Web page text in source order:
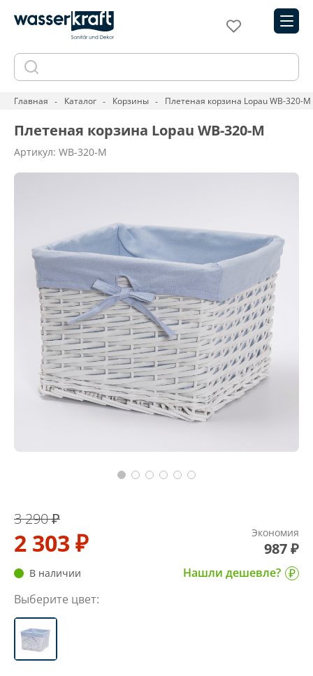
Главная Каталог Корзины Плетеная корзина Lopau WB-320-M
Плетеная корзина Lopau WB-320-M
Артикул: WB-320-M
3 290 ₽
2 303 ₽ Экономия
987 ₽
В наличии
Нашли дешевле?
Выберите цвет: